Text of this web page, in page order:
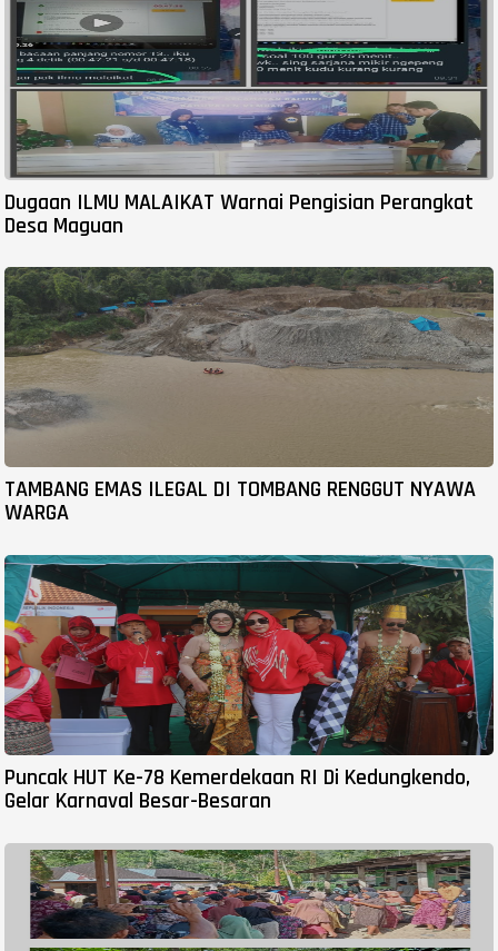
Dugaan ILMU MALAIKAT Warnai Pengisian Perangkat
Desa Maguan
TAMBANG EMAS ILEGAL DI TOMBANG RENGGUT NYAWA
WARGA
Puncak HUT Ke-78 Kemerdekaan RI Di Kedungkendo,
Gelar Karnaval Besar-Besaran